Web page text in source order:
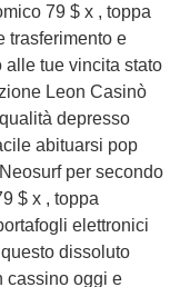
79 $ x , toppa
trasferimento e
alle tue vincita stato
Leon Casinò
depresso
abituarsi pop
per secondo
$ x , toppa
elettronici
dissoluto
cassino oggi e